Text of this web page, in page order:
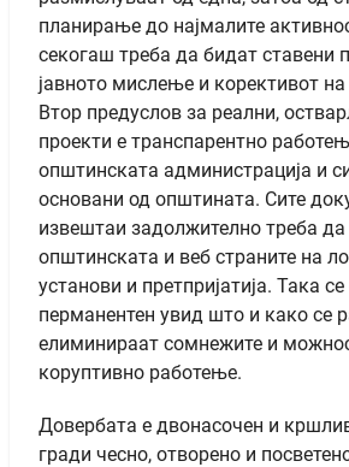
планирање до најмалите
секогаш треба да бидат ставени
јавното мислење и корективот
Втор предуслов за реални,
проекти е транспарентно
општинската администрација и
основани од општината. Сите
извештаи задолжително треба да
општинската и веб страните на
установи и претпријатија. Така
перманентен увид што и како се
елиминираат сомнежите и
коруптивно работење.
Довербата е двонасочен и
гради чесно, отворено и